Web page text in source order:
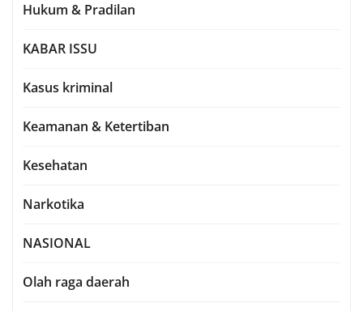
Hukum & Pradilan
KABAR ISSU
Kasus kriminal
Keamanan & Ketertiban
Kesehatan
Narkotika
NASIONAL
Olah raga daerah